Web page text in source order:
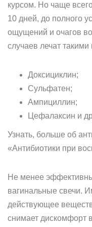
курсом. Но чаще
10 дней, до полного
ощущений и очагов
случаев лечат
Доксициклин;
Сульфатен;
Ампициллин;
Цефалаксин и
Узнать, больше об
«Антибиотики при
Не менее
вагинальные свечи.
действующее
снимает дискомфорт